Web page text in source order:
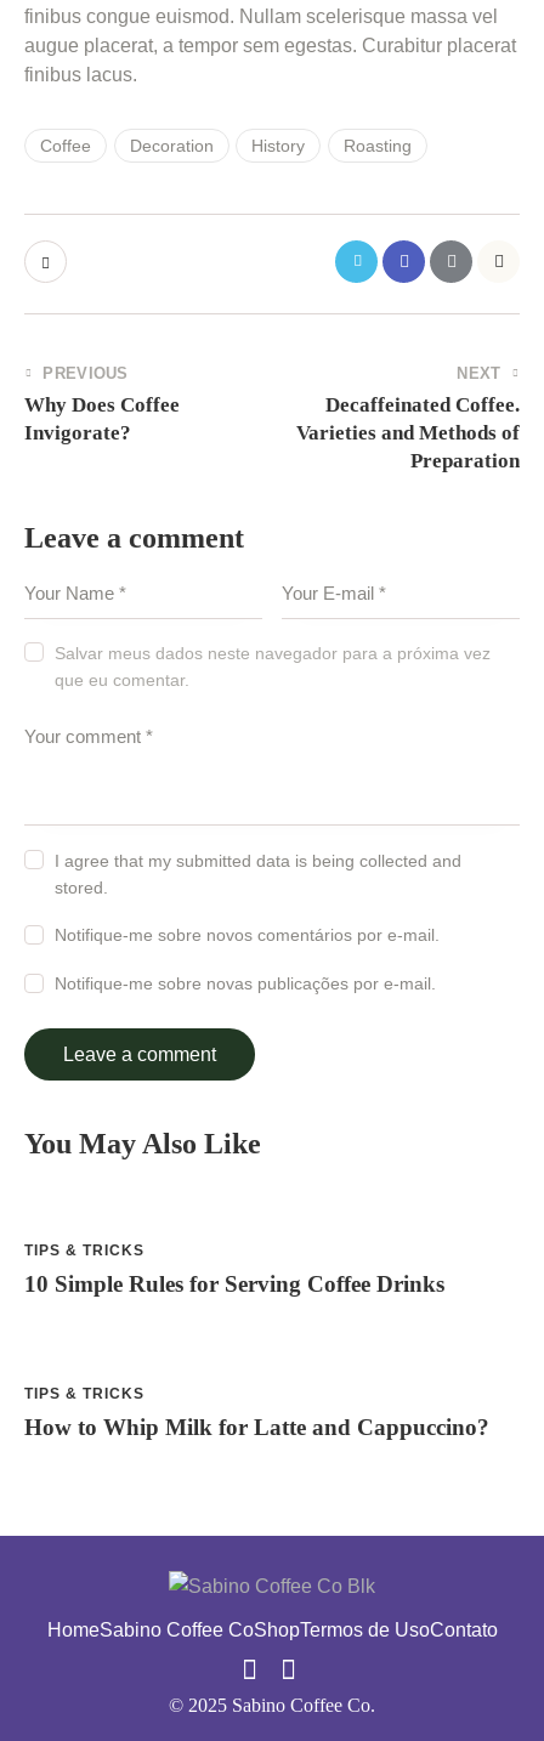
finibus congue euismod. Nullam scelerisque massa vel
augue placerat, a tempor sem egestas. Curabitur placerat
finibus lacus.
Coffee Decoration History Roasting
PREVIOUS
Why Does Coffee
Invigorate?
NEXT
Decaffeinated Coffee.
Varieties and Methods of
Preparation
Leave a comment
Salvar meus dados neste navegador para a próxima vez
que eu comentar.
I agree that my submitted data is being collected and
stored.
Notifique-me sobre novos comentários por e-mail.
Notifique-me sobre novas publicações por e-mail.
You May Also Like
TIPS & TRICKS
10 Simple Rules for Serving Coffee Drinks
TIPS & TRICKS
How to Whip Milk for Latte and Cappuccino?
HomeSabino Coffee CoShopTermos de UsoContato
© 2025 Sabino Coffee Co.